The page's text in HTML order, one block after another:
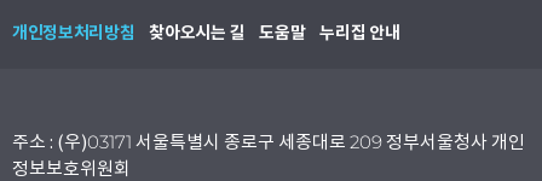
개인정보처리방침 찾아오시는 길 도움말 누리집 안내
주소 : (우)03171 서울특별시 종로구 세종대로 209 정부서울청사 개인
정보보호위원회